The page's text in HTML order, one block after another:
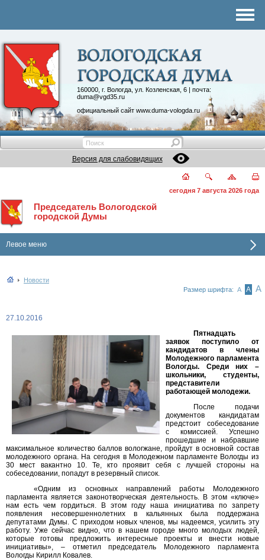
160000, г. Вологда, ул. Козленская, 6 | почта:
duma@vgd35.ru
официальный сайт www.duma-vologda.ru
Контакты
Депутатские объединения
Версия для слабовидящих
сегодня 7 августа 2026 года
Председатель Вологодской
городской Думы
Левое меню
Новости
Размер шрифта: А А А
27.10.2016
Пятнадцать
заявок поступило от
кандидатов в члены
Молодежного парламента
Вологды. Среди них –
школьники, студенты,
представители
работающей молодежи.
После подачи
документов кандидатам
предстоит собеседование
с комиссией. Успешно
прошедшие и набравшие
максимальное количество баллов вологжане, пройдут в основной состав
молодежного органа. На сегодня в Молодежном парламенте Вологды из
30 мест вакантно 10. Те, кто проявит себя с лучшей стороны на
собеседовании, попадут в резервный список.
«Одним из основных направлений работы Молодежного
парламента является законотворческая деятельность. В этом «ключе»
нам есть чем гордиться. В этом году наша инициатива по запрету
появления несовершеннолетних в кальянных была поддержана
депутатами Думы. С приходом новых членов, мы надеемся, усилить эту
работу. Уже сейчас видно, что в нашем городе много молодых людей,
которые готовы предложить интересные проекты и внести новые
инициативы», – отметил председатель Молодежного парламента
Вологды Кирилл Ковалев.